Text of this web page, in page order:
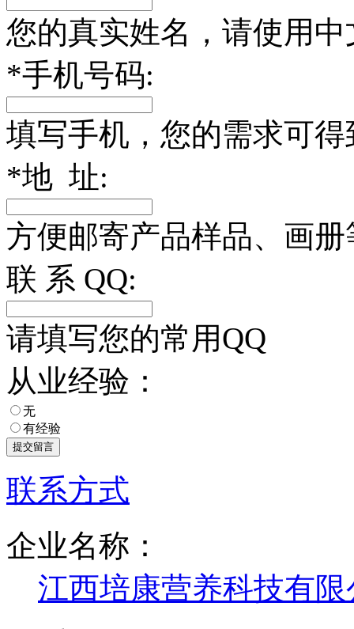
您的真实姓名，请使用中
*手机号码:
填写手机，您的需求可
*地 址:
方便邮寄产品样品、画
联 系 QQ:
请填写您的常用QQ
从业经验：
无
有经验
联系方式
企业名称：
江西培康营养科技有限